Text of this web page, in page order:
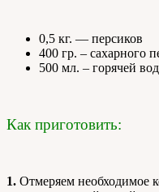
0,5 кг. — персиков
400 гр. – сахарного
500 мл. – горячей
Как приготовить:
1. Отмеряем необходимое